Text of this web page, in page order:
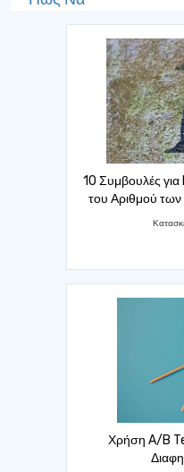
10 Συμβουλές
του Αριθμού
Χρήση A/B